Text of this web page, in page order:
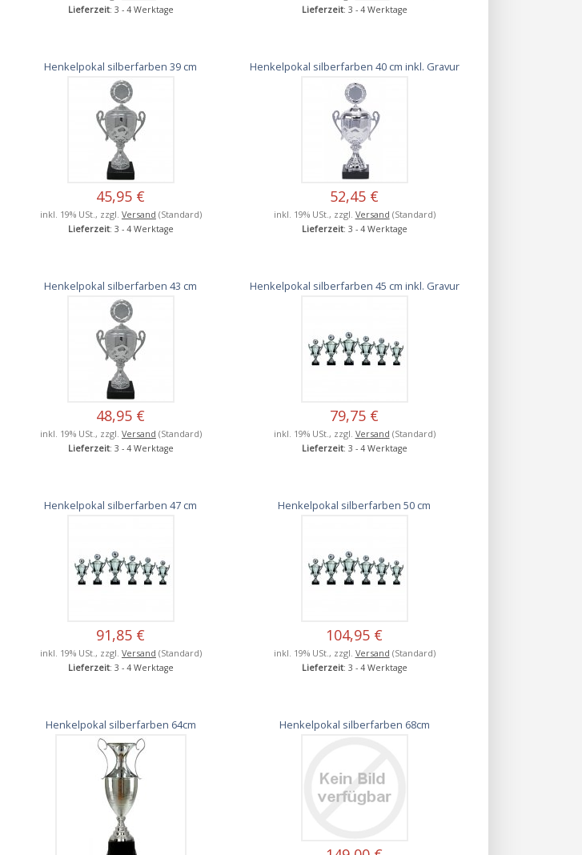
Lieferzeit: 3 - 4 Werktage Lieferzeit: 3 - 4 Werktage
Henkelpokal silberfarben 39 cm
45,95 €
inkl. 19% USt., zzgl. Versand (Standard)
Lieferzeit: 3 - 4 Werktage
Henkelpokal silberfarben 40 cm inkl. Gravur
52,45 €
inkl. 19% USt., zzgl. Versand (Standard)
Lieferzeit: 3 - 4 Werktage
Henkelpokal silberfarben 43 cm
48,95 €
inkl. 19% USt., zzgl. Versand (Standard)
Lieferzeit: 3 - 4 Werktage
Henkelpokal silberfarben 45 cm inkl. Gravur
79,75 €
inkl. 19% USt., zzgl. Versand (Standard)
Lieferzeit: 3 - 4 Werktage
Henkelpokal silberfarben 47 cm
91,85 €
inkl. 19% USt., zzgl. Versand (Standard)
Lieferzeit: 3 - 4 Werktage
Henkelpokal silberfarben 50 cm
104,95 €
inkl. 19% USt., zzgl. Versand (Standard)
Lieferzeit: 3 - 4 Werktage
Henkelpokal silberfarben 64cm Henkelpokal silberfarben 68cm